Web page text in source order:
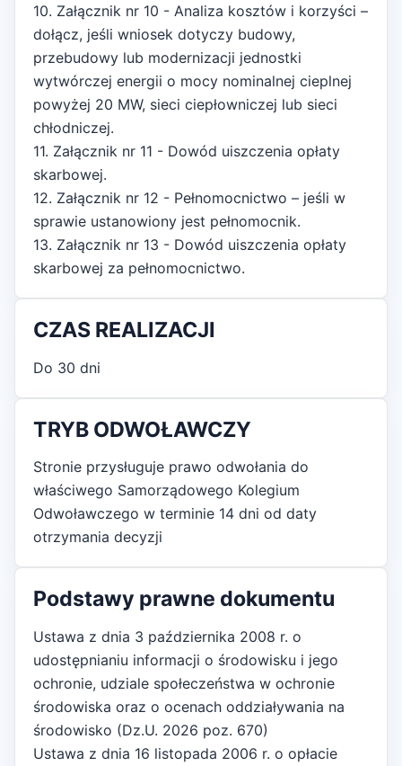
10. Załącznik nr 10 - Analiza kosztów i korzyści –
dołącz, jeśli wniosek dotyczy budowy,
przebudowy lub modernizacji jednostki
wytwórczej energii o mocy nominalnej cieplnej
powyżej 20 MW, sieci ciepłowniczej lub sieci
chłodniczej.
11. Załącznik nr 11 - Dowód uiszczenia opłaty
skarbowej.
12. Załącznik nr 12 - Pełnomocnictwo – jeśli w
sprawie ustanowiony jest pełnomocnik.
13. Załącznik nr 13 - Dowód uiszczenia opłaty
skarbowej za pełnomocnictwo.
CZAS REALIZACJI
Do 30 dni
TRYB ODWOŁAWCZY
Stronie przysługuje prawo odwołania do
właściwego Samorządowego Kolegium
Odwoławczego w terminie 14 dni od daty
otrzymania decyzji
Podstawy prawne dokumentu
Ustawa z dnia 3 października 2008 r. o
udostępnianiu informacji o środowisku i jego
ochronie, udziale społeczeństwa w ochronie
środowiska oraz o ocenach oddziaływania na
środowisko (Dz.U. 2026 poz. 670)
Ustawa z dnia 16 listopada 2006 r. o opłacie